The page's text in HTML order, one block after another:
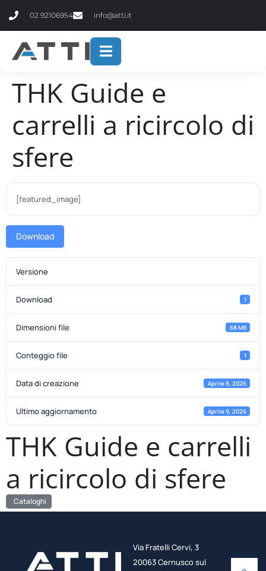
02 92106954 info@atti.it
THK Guide e
carrelli a ricircolo di
sfere
[featured_image]
Download
Versione
Download 1
Dimensioni file 68 MB
Conteggio file 1
Data di creazione Aprile 8, 2026
Ultimo aggiornamento Aprile 9, 2026
THK Guide e carrelli
a ricircolo di sfere
Cataloghi
Via Fratelli Cervi, 3
20063 Cernusco sul